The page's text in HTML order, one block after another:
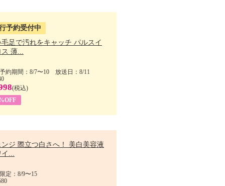
予約受付中
毛足で汚れをキャッチ パルスイ
薄...
約期間：8/7〜10 放送日：8/11
(税込)
ンジ 際立つ白さへ！ 美白美容液
...
定：8/9〜15